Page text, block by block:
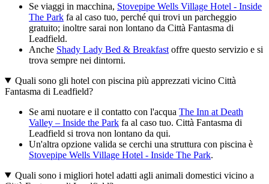
Se viaggi in macchina, Stovepipe Wells Village Hotel - Inside
The Park fa al caso tuo, perché qui trovi un parcheggio
gratuito; inoltre sarai non lontano da Città Fantasma di
Leadfield.
Anche Shady Lady Bed & Breakfast offre questo servizio e si
trova sempre nei dintorni.
Quali sono gli hotel con piscina più apprezzati vicino Città
Fantasma di Leadfield?
Se ami nuotare e il contatto con l'acqua The Inn at Death
Valley – Inside the Park fa al caso tuo. Città Fantasma di
Leadfield si trova non lontano da qui.
Un'altra opzione valida se cerchi una struttura con piscina è
Stovepipe Wells Village Hotel - Inside The Park.
Quali sono i migliori hotel adatti agli animali domestici vicino a